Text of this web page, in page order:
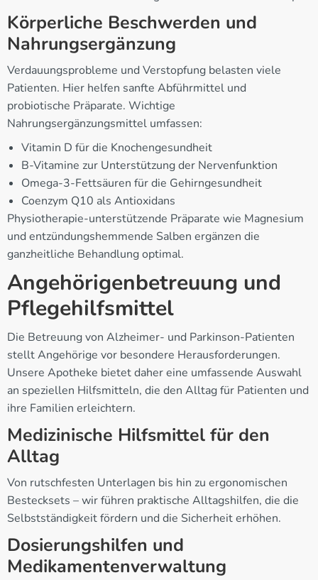
Körperliche Beschwerden und
Nahrungsergänzung
Verdauungsprobleme und Verstopfung belasten viele
Patienten. Hier helfen sanfte Abführmittel und
probiotische Präparate. Wichtige
Nahrungsergänzungsmittel umfassen:
Vitamin D für die Knochengesundheit
B-Vitamine zur Unterstützung der Nervenfunktion
Omega-3-Fettsäuren für die Gehirngesundheit
Coenzym Q10 als Antioxidans
Physiotherapie-unterstützende Präparate wie Magnesium
und entzündungshemmende Salben ergänzen die
ganzheitliche Behandlung optimal.
Angehörigenbetreuung und
Pflegehilfsmittel
Die Betreuung von Alzheimer- und Parkinson-Patienten
stellt Angehörige vor besondere Herausforderungen.
Unsere Apotheke bietet daher eine umfassende Auswahl
an speziellen Hilfsmitteln, die den Alltag für Patienten und
ihre Familien erleichtern.
Medizinische Hilfsmittel für den
Alltag
Von rutschfesten Unterlagen bis hin zu ergonomischen
Bestecksets – wir führen praktische Alltagshilfen, die die
Selbstständigkeit fördern und die Sicherheit erhöhen.
Dosierungshilfen und
Medikamentenverwaltung